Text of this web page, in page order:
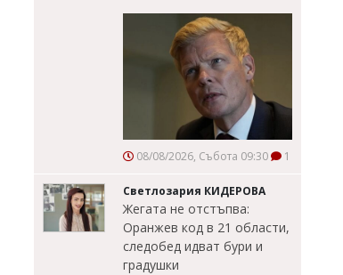
08/08/2026, Събота 09:30 1
Светлозария КИДЕРОВА
Жегата не отстъпва:
Оранжев код в 21 области,
следобед идват бури и
градушки